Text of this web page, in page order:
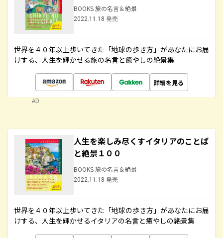
BOOKS 旅の名言＆絶景
2022.11.18 発売
世界を４０年以上歩いてきた「地球の歩き方」があなたにお届
けする、人生を輝かせる旅の名言と癒やしの絶景集
詳細を見る
AD
人生を楽しみ尽くすイタリアのことば
と絶景１００
BOOKS 旅の名言＆絶景
2022.11.18 発売
世界を４０年以上歩いてきた「地球の歩き方」があなたにお届
けする、人生を輝かせるイタリアの名言と癒やしの絶景集